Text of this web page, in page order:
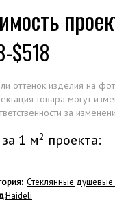
$518
оттенок изделия на
товара могут
за
1 м2 проекта:
Стеклянные душевые
Haideli